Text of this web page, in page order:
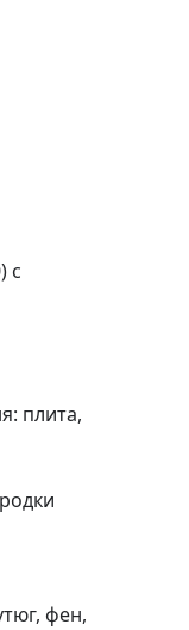
с
плита,
фен,